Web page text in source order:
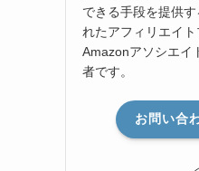
できる手段を提供
れたアフィリエイト
Amazonアソシエイ
者です。
お問い合